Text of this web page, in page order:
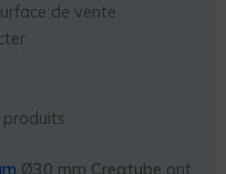
de vente
produits
Ø30 mm Creatube ont